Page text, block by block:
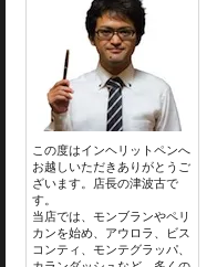
この度はインヘリットペンへ
お越しいただきありがとうご
ざいます。店長の津波古で
す。
当店では、モンブランやペリ
カンを始め、アウロラ、ビス
コンティ、モンテグラッパ、